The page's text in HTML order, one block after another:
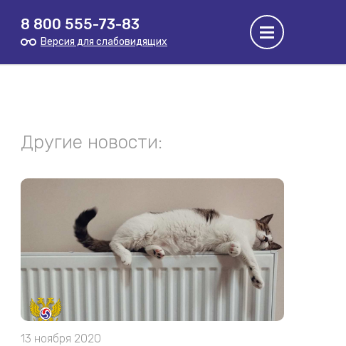
8 800 555-73-83
Версия для слабовидящих
Другие новости:
13 ноября 2020